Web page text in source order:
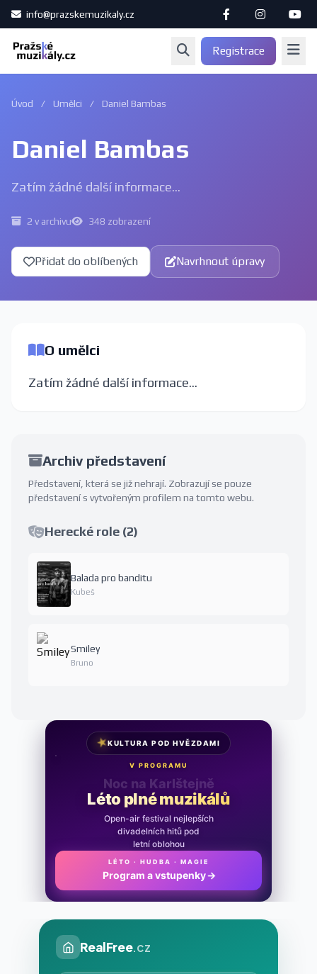
info@prazskemuzikaly.cz
Registrace
Úvod / Umělci / Daniel Bambas
Daniel Bambas
Zatím žádné další informace...
2 v archivu 348 zobrazení
Přidat do oblíbených Navrhnout úpravy
O umělci
Zatím žádné další informace...
Archiv představení
Představení, která se již nehrají. Zobrazují se pouze
představení s vytvořeným profilem na tomto webu.
Herecké role (2)
Balada pro banditu
Kubeš
Smiley
Bruno
★KULTURA POD HVĚZDAMI
V PROGRAMU
Noc na Karlštejně
Léto plné muzikálů
Open-air festival nejlepších
divadelních hitů pod
letní oblohou
LÉTO · HUDBA · MAGIE
Program a vstupenky→
RealFree.cz